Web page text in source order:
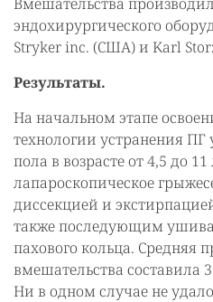
эндохирургического
Stryker inc. (США) и Karl
Результаты.
На начальном этапе
технологии устранения ПГ
пола в возрасте от 4,5 до
лапароскопическое
диссекцией и
также последующим
пахового кольца. Средняя
вмешательства составила
Ни в одном случае не